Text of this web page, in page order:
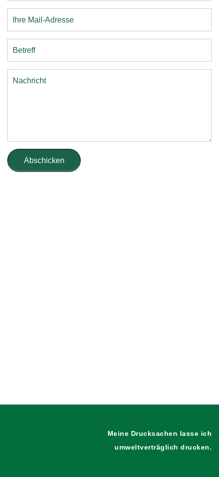
Abschicken
Meine Drucksachen lasse ich
umweltverträglich drucken.